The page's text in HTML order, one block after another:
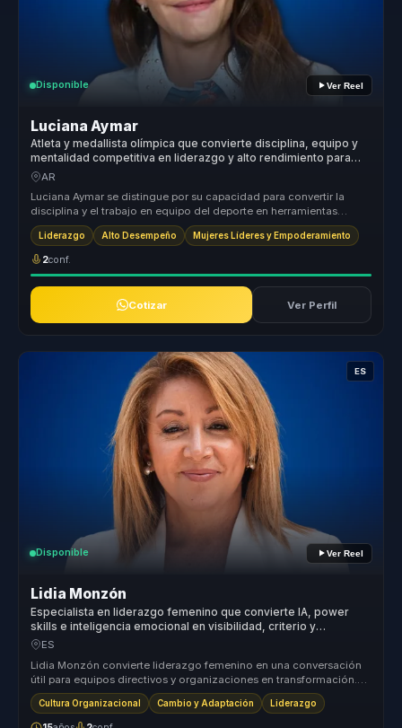
Disponible Ver Reel
Luciana Aymar
Atleta y medallista olímpica que convierte disciplina, equipo y
mentalidad competitiva en liderazgo y alto rendimiento para
organizaciones.
AR
Luciana Aymar se distingue por su capacidad para convertir la
disciplina y el trabajo en equipo del deporte en herramientas
poderosas par...
Liderazgo Alto Desempeño Mujeres Líderes y Empoderamiento
2conf.
Cotizar Ver Perfil
ES
Disponible Ver Reel
Lidia Monzón
Especialista en liderazgo femenino que convierte IA, power
skills e inteligencia emocional en visibilidad, criterio y
crecimiento para mujeres líderes.
ES
Lidia Monzón convierte liderazgo femenino en una conversación
útil para equipos directivos y organizaciones en transformación.
Conecta IA...
Cultura Organizacional Cambio y Adaptación Liderazgo